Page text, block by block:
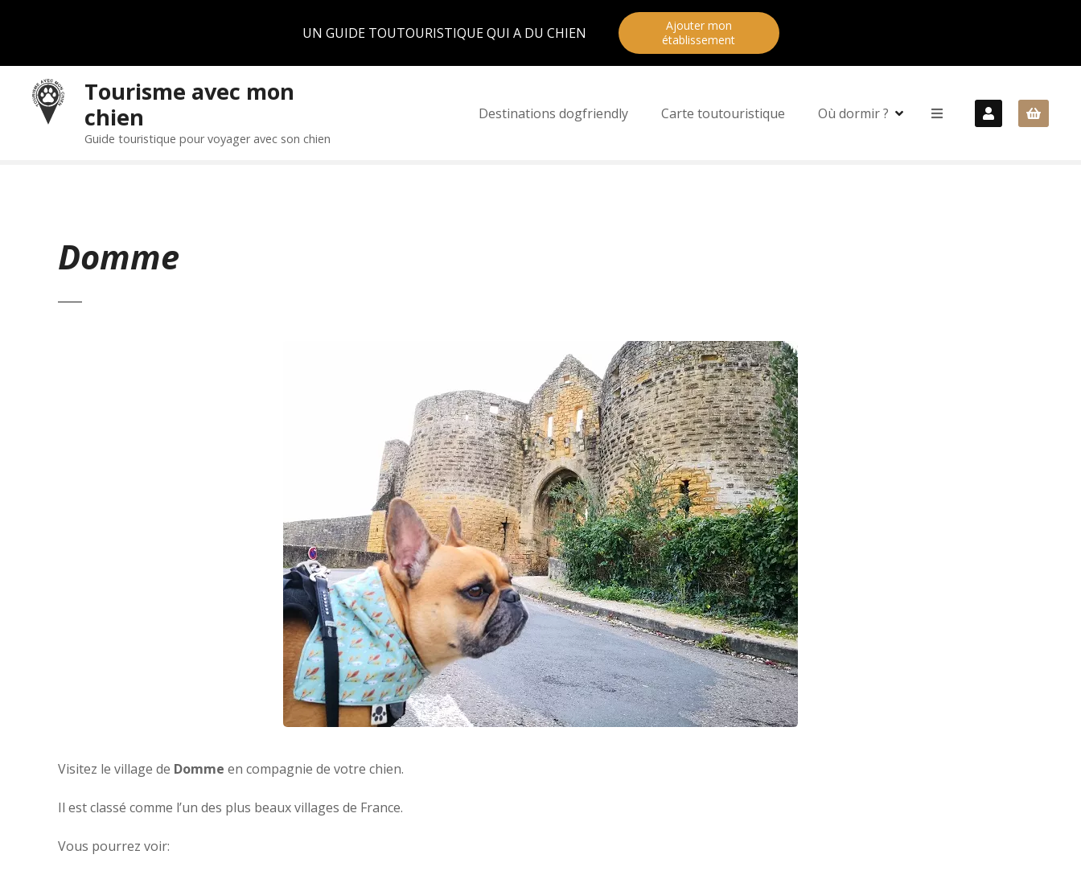
UN GUIDE TOUTOURISTIQUE QUI A DU CHIEN
Ajouter mon
établissement
Tourisme avec mon
chien
Guide touristique pour voyager avec son chien
Destinations dogfriendly Carte toutouristique Où dormir ?
Domme
Visitez le village de Domme en compagnie de votre chien.
Il est classé comme l’un des plus beaux villages de France.
Vous pourrez voir: